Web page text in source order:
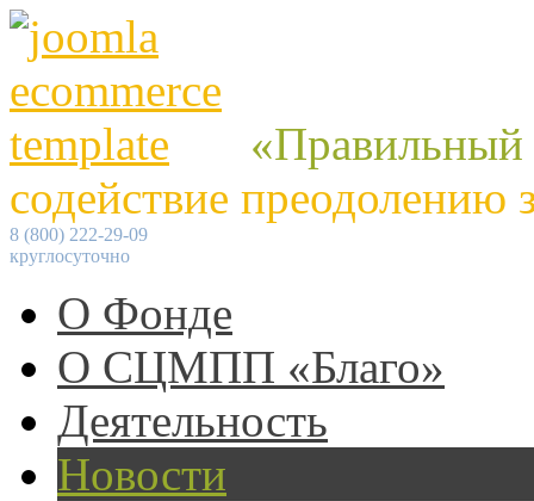
содействие преодолению
8 (800) 222-29-09
круглосуточно
О Фонде
О СЦМПП «Благо»
Деятельность
Новости